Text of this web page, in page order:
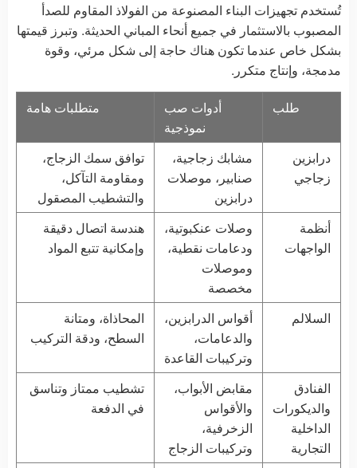
تُستخدم تجهيزات البناء المصنوعة من الفولاذ المقاوم للصدأ
المصبوب بالاستثمار في جميع أنحاء المباني الحديثة. وتبرز قيمتها
بشكل خاص عندما تكون هناك حاجة إلى شكل مرئي، وقوة
مدمجة، وإنتاج متكرر.
طلب
أدوات صب
نموذجية
متطلبات هامة
درابزين
زجاجي
مشابك زجاجية،
صنابير، موصلات
درابزين
توافق سمك الزجاج،
ومقاومة التآكل،
والتشطيب المصقول
أنظمة
الواجهات
وصلات عنكبوتية،
ودعامات نقطية،
وموصلات
مخصصة
هندسة اتصال دقيقة
وإمكانية تتبع المواد
السلالم
أقواس الدرابزين،
والدعامات،
وتركيبات القاعدة
المحاذاة، ومتانة
السطح، ودقة التركيب
الفنادق
والديكورات
الداخلية
التجارية
مقابض الأبواب،
والأقواس
الزخرفية،
وتركيبات الزجاج
تشطيب ممتاز وتناسق
في الدفعة